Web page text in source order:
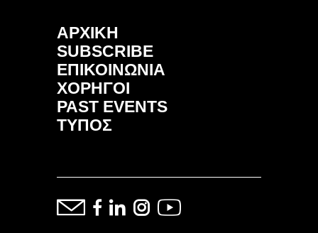
ΑΡΧΙΚΗ
SUBSCRIBE
ΕΠΙΚΟΙΝΩΝΙΑ
ΧΟΡΗΓΟΙ
PAST EVENTS
ΤΥΠΟΣ